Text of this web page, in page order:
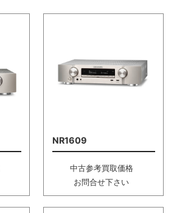
NR1609
中古参考買取価格
お問合せ下さい